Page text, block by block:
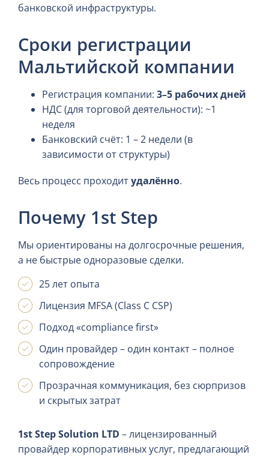
банковской инфраструктуры.
Сроки регистрации
Мальтийской компании
Регистрация компании: 3–5 рабочих дней
НДС (для торговой деятельности): ~1
неделя
Банковский счёт: 1 – 2 недели (в
зависимости от структуры)
Весь процесс проходитудалённо.
Почему 1st Step
Мы ориентированы на долгосрочные решения,
а не быстрые одноразовые сделки.
25 лет опыта
Лицензия MFSA (Class C CSP)
Подход «compliance first»
Один провайдер – один контакт – полное
сопровождение
Прозрачная коммуникация, без сюрпризов
и скрытых затрат
1st Step Solution LTD – лицензированный
провайдер корпоративных услуг, предлагающий